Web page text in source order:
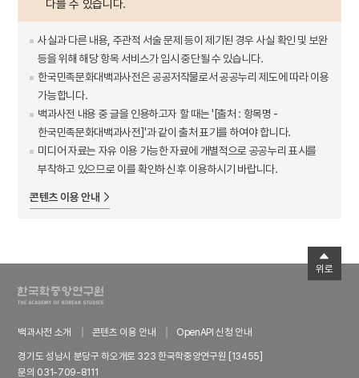
다를 수 있습니다.
사실과 다른 내용, 주관적 서술 문제 등이 제기된 경우 사실 확인 및 보완
등을 위해 해당 항목 서비스가 임시 중단될 수 있습니다.
한국민족문화대백과사전은 공공저작물로서 공공누리 제도에 따라 이용
가능합니다.
백과사전 내용 중 글을 인용하고자 할 때는 '[출처 : 항목명 -
한국민족문화대백과사전]'과 같이 출처 표기를 하여야 합니다.
미디어 자료는 자유 이용 가능한 자료에 개별적으로 공공누리 표시를
부착하고 있으므로 이를 확인하신 후 이용하시기 바랍니다.
콘텐츠 이용 안내
백과사전 소개 콘텐츠 이용 안내
OpenAPI 신청 안내
경기도 성남시 분당구 하오개로 323 한국학중앙연구원 [13455]
문의 031-709-8111
위로